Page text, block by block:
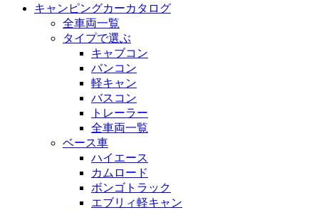
キャンピングカーカタログ
全車両一覧
タイプで選ぶ
キャブコン
バンコン
軽キャン
バスコン
トレーラー
全車両一覧
ベース車
ハイエース
カムロード
ボンゴトラック
エブリィ軽キャン